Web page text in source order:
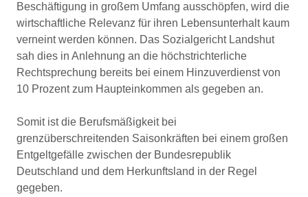
Beschäftigung in großem Umfang ausschöpfen, wird die
wirtschaftliche Relevanz für ihren Lebensunterhalt kaum
verneint werden können. Das Sozialgericht Landshut
sah dies in Anlehnung an die höchstrichterliche
Rechtsprechung bereits bei einem Hinzuverdienst von
10 Prozent zum Haupteinkommen als gegeben an.
Somit ist die Berufsmäßigkeit bei
grenzüberschreitenden Saisonkräften bei einem großen
Entgeltgefälle zwischen der Bundesrepublik
Deutschland und dem Herkunftsland in der Regel
gegeben.